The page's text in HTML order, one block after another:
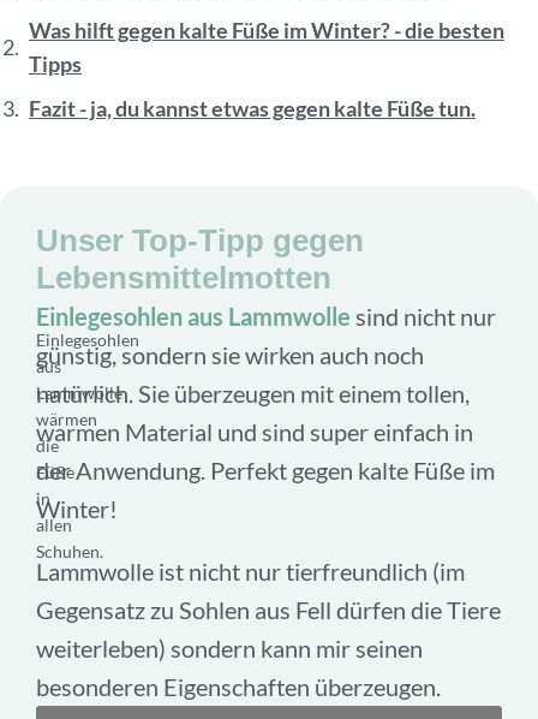
Was hilft gegen kalte Füße im Winter? - die besten
Tipps
Fazit - ja, du kannst etwas gegen kalte Füße tun.
Unser Top-Tipp gegen
Lebensmittelmotten
Einlegesohlen aus Lammwolle sind nicht nur
günstig, sondern sie wirken auch noch
natürlich. Sie überzeugen mit einem tollen,
warmen Material und sind super einfach in
der Anwendung. Perfekt gegen kalte Füße im
Winter!
Lammwolle ist nicht nur tierfreundlich (im
Gegensatz zu Sohlen aus Fell dürfen die Tiere
weiterleben) sondern kann mir seinen
besonderen Eigenschaften überzeugen.
Einlegesohlen
aus
Lammwolle
wärmen
die
Füße
in
allen
Schuhen.